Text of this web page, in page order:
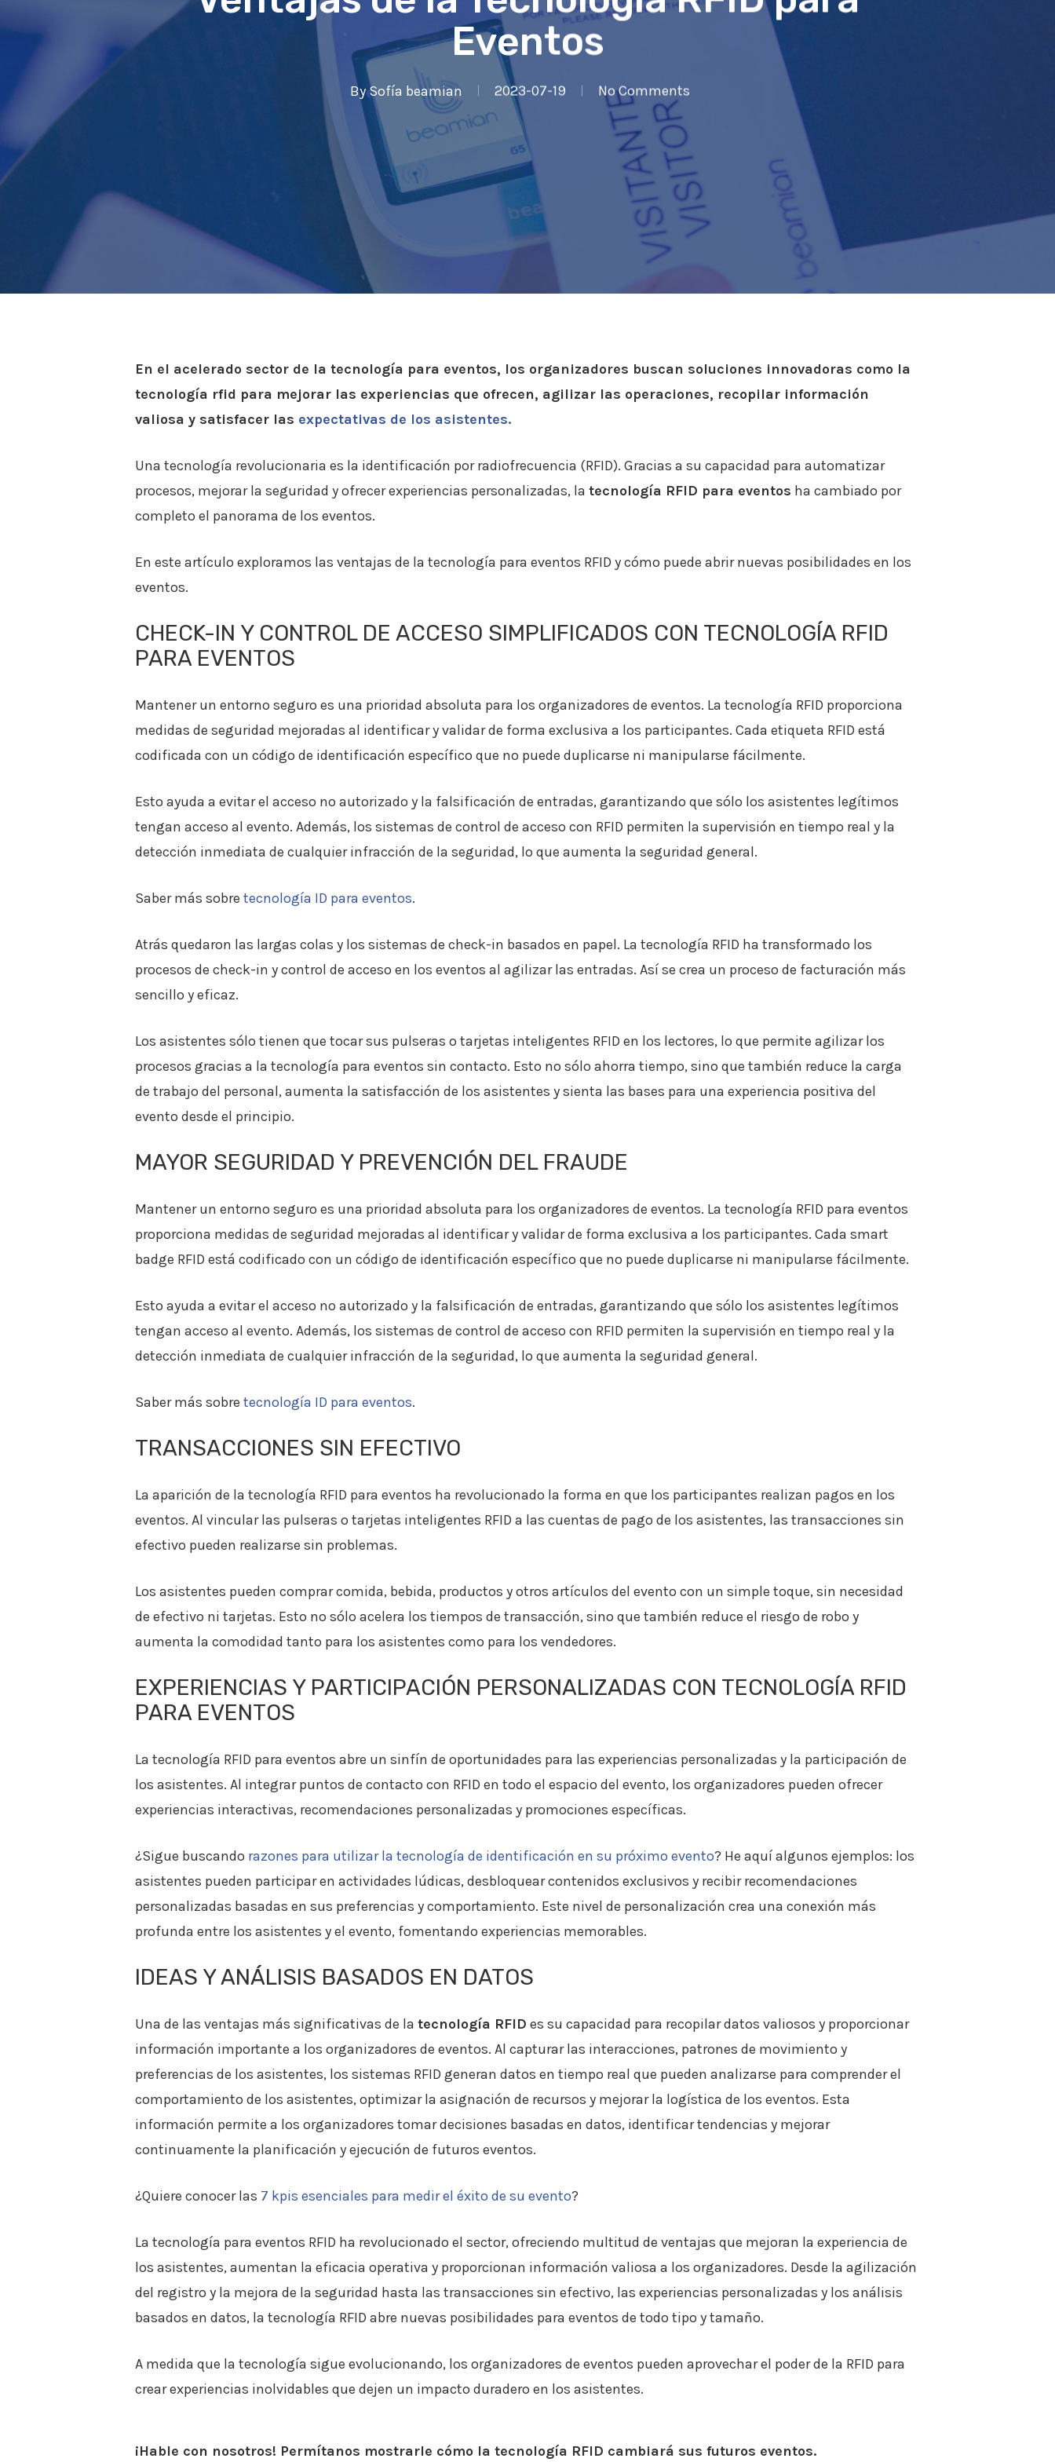
Eventos
BySofía beamian 2023-07-19 No Comments
En el acelerado sector de la tecnología para eventos, los organizadores buscan soluciones innovadoras como la
tecnología rfid para mejorar las experiencias que ofrecen, agilizar las operaciones, recopilar información
valiosa y satisfacer las expectativas de los asistentes.
Una tecnología revolucionaria es la identificación por radiofrecuencia (RFID). Gracias a su capacidad para automatizar
procesos, mejorar la seguridad y ofrecer experiencias personalizadas, latecnología RFID para eventos ha cambiado por
completo el panorama de los eventos.
En este artículo exploramos las ventajas de la tecnología para eventos RFID y cómo puede abrir nuevas posibilidades en los
eventos.
CHECK-IN Y CONTROL DE ACCESO SIMPLIFICADOS CON TECNOLOGÍA RFID
PARA EVENTOS
Mantener un entorno seguro es una prioridad absoluta para los organizadores de eventos. La tecnología RFID proporciona
medidas de seguridad mejoradas al identificar y validar de forma exclusiva a los participantes. Cada etiqueta RFID está
codificada con un código de identificación específico que no puede duplicarse ni manipularse fácilmente.
Esto ayuda a evitar el acceso no autorizado y la falsificación de entradas, garantizando que sólo los asistentes legítimos
tengan acceso al evento. Además, los sistemas de control de acceso con RFID permiten la supervisión en tiempo real y la
detección inmediata de cualquier infracción de la seguridad, lo que aumenta la seguridad general.
Saber más sobretecnología ID para eventos.
Atrás quedaron las largas colas y los sistemas de check-in basados en papel. La tecnología RFID ha transformado los
procesos de check-in y control de acceso en los eventos al agilizar las entradas. Así se crea un proceso de facturación más
sencillo y eficaz.
Los asistentes sólo tienen que tocar sus pulseras o tarjetas inteligentes RFID en los lectores, lo que permite agilizar los
procesos gracias a la tecnología para eventos sin contacto. Esto no sólo ahorra tiempo, sino que también reduce la carga
de trabajo del personal, aumenta la satisfacción de los asistentes y sienta las bases para una experiencia positiva del
evento desde el principio.
MAYOR SEGURIDAD Y PREVENCIÓN DEL FRAUDE
Mantener un entorno seguro es una prioridad absoluta para los organizadores de eventos. La tecnología RFID para eventos
proporciona medidas de seguridad mejoradas al identificar y validar de forma exclusiva a los participantes. Cada smart
badge RFID está codificado con un código de identificación específico que no puede duplicarse ni manipularse fácilmente.
Esto ayuda a evitar el acceso no autorizado y la falsificación de entradas, garantizando que sólo los asistentes legítimos
tengan acceso al evento. Además, los sistemas de control de acceso con RFID permiten la supervisión en tiempo real y la
detección inmediata de cualquier infracción de la seguridad, lo que aumenta la seguridad general.
Saber más sobretecnología ID para eventos.
TRANSACCIONES SIN EFECTIVO
La aparición de la tecnología RFID para eventos ha revolucionado la forma en que los participantes realizan pagos en los
eventos. Al vincular las pulseras o tarjetas inteligentes RFID a las cuentas de pago de los asistentes, las transacciones sin
efectivo pueden realizarse sin problemas.
Los asistentes pueden comprar comida, bebida, productos y otros artículos del evento con un simple toque, sin necesidad
de efectivo ni tarjetas. Esto no sólo acelera los tiempos de transacción, sino que también reduce el riesgo de robo y
aumenta la comodidad tanto para los asistentes como para los vendedores.
EXPERIENCIAS Y PARTICIPACIÓN PERSONALIZADAS CON TECNOLOGÍA RFID
PARA EVENTOS
La tecnología RFID para eventos abre un sinfín de oportunidades para las experiencias personalizadas y la participación de
los asistentes. Al integrar puntos de contacto con RFID en todo el espacio del evento, los organizadores pueden ofrecer
experiencias interactivas, recomendaciones personalizadas y promociones específicas.
¿Sigue buscando razones para utilizar la tecnología de identificación en su próximo evento? He aquí algunos ejemplos: los
asistentes pueden participar en actividades lúdicas, desbloquear contenidos exclusivos y recibir recomendaciones
personalizadas basadas en sus preferencias y comportamiento. Este nivel de personalización crea una conexión más
profunda entre los asistentes y el evento, fomentando experiencias memorables.
IDEAS Y ANÁLISIS BASADOS EN DATOS
Una de las ventajas más significativas de latecnología RFID es su capacidad para recopilar datos valiosos y proporcionar
información importante a los organizadores de eventos. Al capturar las interacciones, patrones de movimiento y
preferencias de los asistentes, los sistemas RFID generan datos en tiempo real que pueden analizarse para comprender el
comportamiento de los asistentes, optimizar la asignación de recursos y mejorar la logística de los eventos. Esta
información permite a los organizadores tomar decisiones basadas en datos, identificar tendencias y mejorar
continuamente la planificación y ejecución de futuros eventos.
¿Quiere conocer las 7 kpis esenciales para medir el éxito de su evento?
La tecnología para eventos RFID ha revolucionado el sector, ofreciendo multitud de ventajas que mejoran la experiencia de
los asistentes, aumentan la eficacia operativa y proporcionan información valiosa a los organizadores. Desde la agilización
del registro y la mejora de la seguridad hasta las transacciones sin efectivo, las experiencias personalizadas y los análisis
basados en datos, la tecnología RFID abre nuevas posibilidades para eventos de todo tipo y tamaño.
A medida que la tecnología sigue evolucionando, los organizadores de eventos pueden aprovechar el poder de la RFID para
crear experiencias inolvidables que dejen un impacto duradero en los asistentes.
¡Hable con nosotros! Permítanos mostrarle cómo la tecnología RFID cambiará sus futuros eventos.